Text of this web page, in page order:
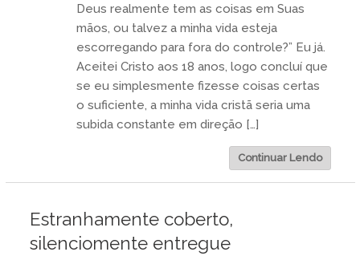
Deus realmente tem as coisas em Suas
mãos, ou talvez a minha vida esteja
escorregando para fora do controle?” Eu já.
Aceitei Cristo aos 18 anos, logo concluí que
se eu simplesmente fizesse coisas certas
o suficiente, a minha vida cristã seria uma
subida constante em direção […]
Continuar Lendo
Estranhamente coberto,
silenciomente entregue